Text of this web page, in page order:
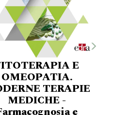
E
OMEOPATIA.
TERAPIE
MEDICHE -